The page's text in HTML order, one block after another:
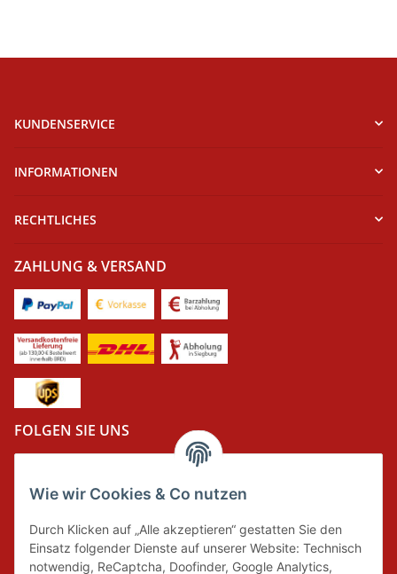
Wie wir Cookies & Co nutzen
Durch Klicken auf „Alle akzeptieren“ gestatten Sie den
Einsatz folgender Dienste auf unserer Website: Technisch
notwendig, ReCaptcha, Doofinder, Google Analytics,
KUNDENSERVICE
INFORMATIONEN
RECHTLICHES
ZAHLUNG & VERSAND
FOLGEN SIE UNS
Wir tragen Verantwortung und erfüllen unsere
Pflichten zur Systembeteiligung nach dem